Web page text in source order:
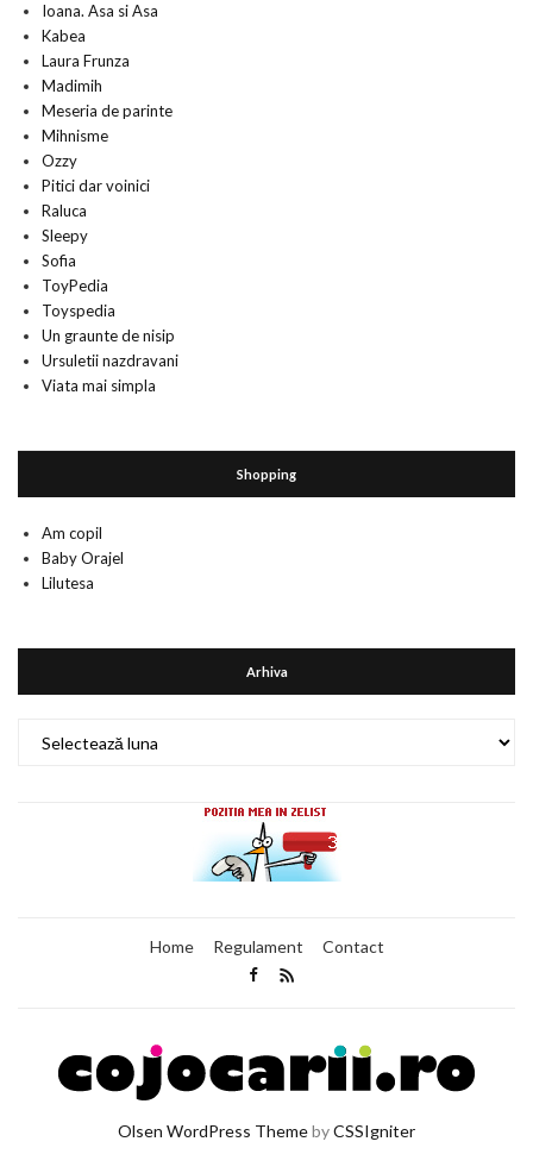
Ioana. Asa si Asa
Kabea
Laura Frunza
Madimih
Meseria de parinte
Mihnisme
Ozzy
Pitici dar voinici
Raluca
Sleepy
Sofia
ToyPedia
Toyspedia
Un graunte de nisip
Ursuletii nazdravani
Viata mai simpla
Shopping
Am copil
Baby Orajel
Lilutesa
Arhiva
Home Regulament Contact
Olsen WordPress ThemebyCSSIgniter